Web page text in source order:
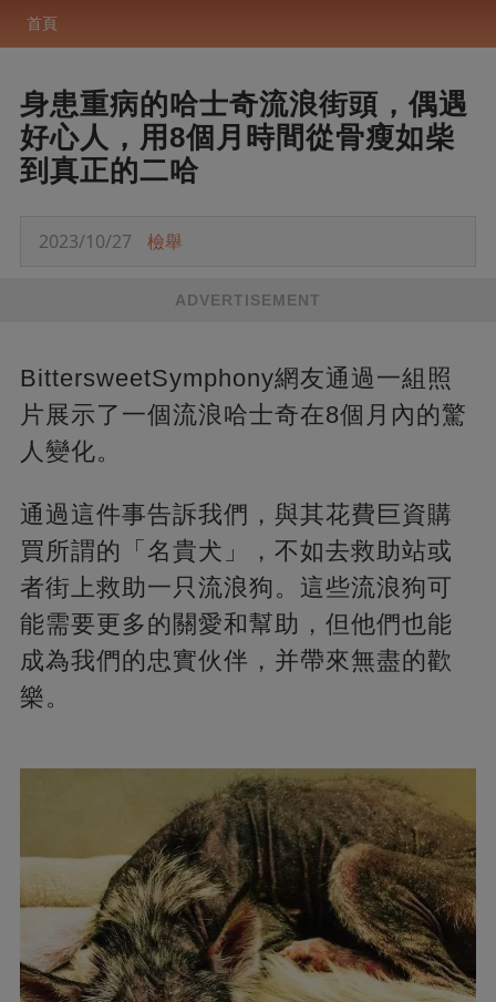
首頁
身患重病的哈士奇流浪街頭，偶遇
好心人，用8個月時間從骨瘦如柴
到真正的二哈
2023/10/27 檢舉
ADVERTISEMENT
BittersweetSymphony網友通過一組照
片展示了一個流浪哈士奇在8個月內的驚
人變化。
通過這件事告訴我們，與其花費巨資購
買所謂的「名貴犬」，不如去救助站或
者街上救助一只流浪狗。這些流浪狗可
能需要更多的關愛和幫助，但他們也能
成為我們的忠實伙伴，并帶來無盡的歡
樂。